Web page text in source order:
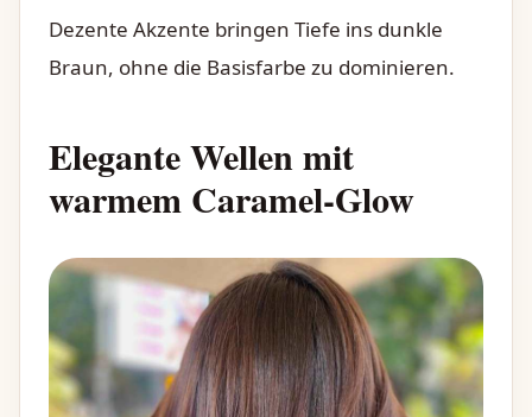
Dezente Akzente bringen Tiefe ins dunkle
Braun, ohne die Basisfarbe zu dominieren.
Elegante Wellen mit
warmem Caramel-Glow